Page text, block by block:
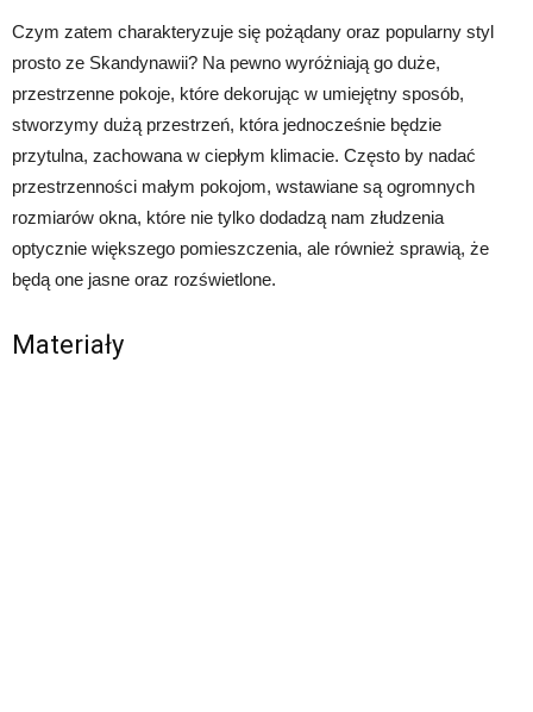
Czym zatem charakteryzuje się pożądany oraz popularny styl
prosto ze Skandynawii? Na pewno wyróżniają go duże,
przestrzenne pokoje, które dekorując w umiejętny sposób,
stworzymy dużą przestrzeń, która jednocześnie będzie
przytulna, zachowana w ciepłym klimacie. Często by nadać
przestrzenności małym pokojom, wstawiane są ogromnych
rozmiarów okna, które nie tylko dodadzą nam złudzenia
optycznie większego pomieszczenia, ale również sprawią, że
będą one jasne oraz rozświetlone.
Materiały